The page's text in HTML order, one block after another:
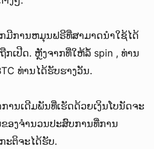
ມີການຫມຸນຟຣີທີ່ສາມາດນໍາໃຊ້ໄດ້
ກເປີດ. ຫຼັງຈາກທີ່ໃຫ້ລໍ້ spin , ທ່ານ
ທ່ານໄດ້ຮັບຮາງວັນ.
ານເດີມພັນທີ່ເຮັດດ້ວຍເງິນໂບນັດຈະ
ອງຈໍານວນປະສົບການທີ່ການ
ະຕິຈະໄດ້ຮັບ.